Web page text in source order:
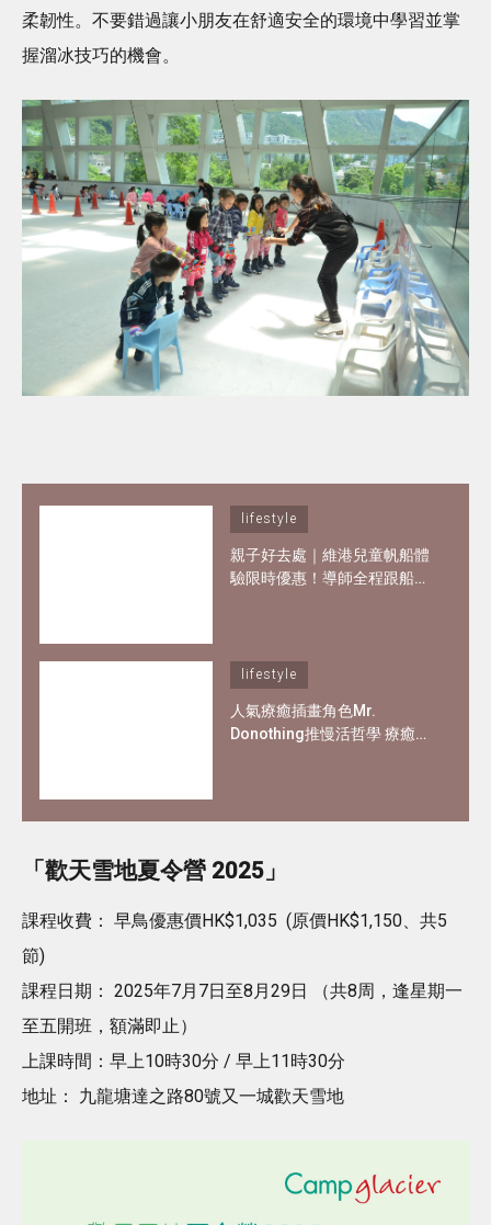
柔韌性。不要錯過讓小朋友在舒適安全的環境中學習並掌
握溜冰技巧的機會。
lifestyle
親子好去處｜維港兒童帆船體
驗限時優惠！導師全程跟船、
lifestyle
人氣療癒插畫角色Mr.
Donothing推慢活哲學 療癒在
「歡天雪地夏令營 2025」
課程收費： 早鳥優惠價HK$1,035 (原價HK$1,150、共5
節)
課程日期： 2025年7月7日至8月29日 （共8周，逢星期一
至五開班，額滿即止）
上課時間：早上10時30分 / 早上11時30分
地址： 九龍塘達之路80號又一城歡天雪地